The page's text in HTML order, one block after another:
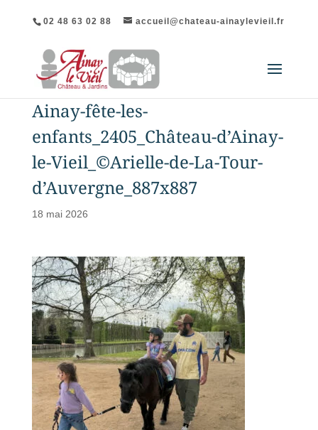
02 48 63 02 88 accueil@chateau-ainaylevieil.fr
Ainay-fête-les-
enfants_2405_Château-d’Ainay-
le-Vieil_©Arielle-de-La-Tour-
d’Auvergne_887x887
18 mai 2026